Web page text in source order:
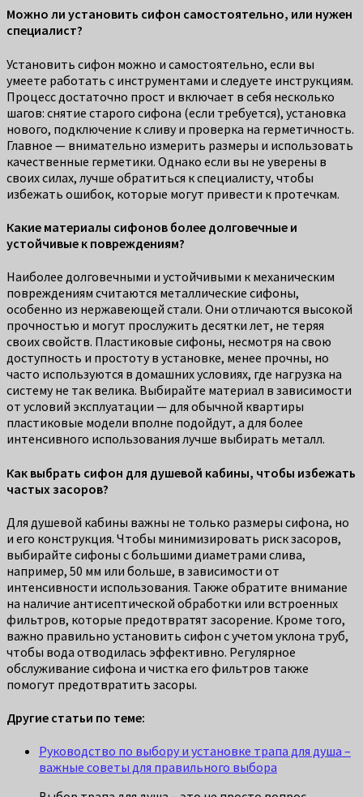
Можно ли установить сифон самостоятельно, или нужен
специалист?
Установить сифон можно и самостоятельно, если вы
умеете работать с инструментами и следуете инструкциям.
Процесс достаточно прост и включает в себя несколько
шагов: снятие старого сифона (если требуется), установка
нового, подключение к сливу и проверка на герметичность.
Главное — внимательно измерить размеры и использовать
качественные герметики. Однако если вы не уверены в
своих силах, лучше обратиться к специалисту, чтобы
избежать ошибок, которые могут привести к протечкам.
Какие материалы сифонов более долговечные и
устойчивые к повреждениям?
Наиболее долговечными и устойчивыми к механическим
повреждениям считаются металлические сифоны,
особенно из нержавеющей стали. Они отличаются высокой
прочностью и могут прослужить десятки лет, не теряя
своих свойств. Пластиковые сифоны, несмотря на свою
доступность и простоту в установке, менее прочны, но
часто используются в домашних условиях, где нагрузка на
систему не так велика. Выбирайте материал в зависимости
от условий эксплуатации — для обычной квартиры
пластиковые модели вполне подойдут, а для более
интенсивного использования лучше выбирать металл.
Как выбрать сифон для душевой кабины, чтобы избежать
частых засоров?
Для душевой кабины важны не только размеры сифона, но
и его конструкция. Чтобы минимизировать риск засоров,
выбирайте сифоны с большими диаметрами слива,
например, 50 мм или больше, в зависимости от
интенсивности использования. Также обратите внимание
на наличие антисептической обработки или встроенных
фильтров, которые предотвратят засорение. Кроме того,
важно правильно установить сифон с учетом уклона труб,
чтобы вода отводилась эффективно. Регулярное
обслуживание сифона и чистка его фильтров также
помогут предотвратить засоры.
Другие статьи по теме:
Руководство по выбору и установке трапа для душа –
важные советы для правильного выбора